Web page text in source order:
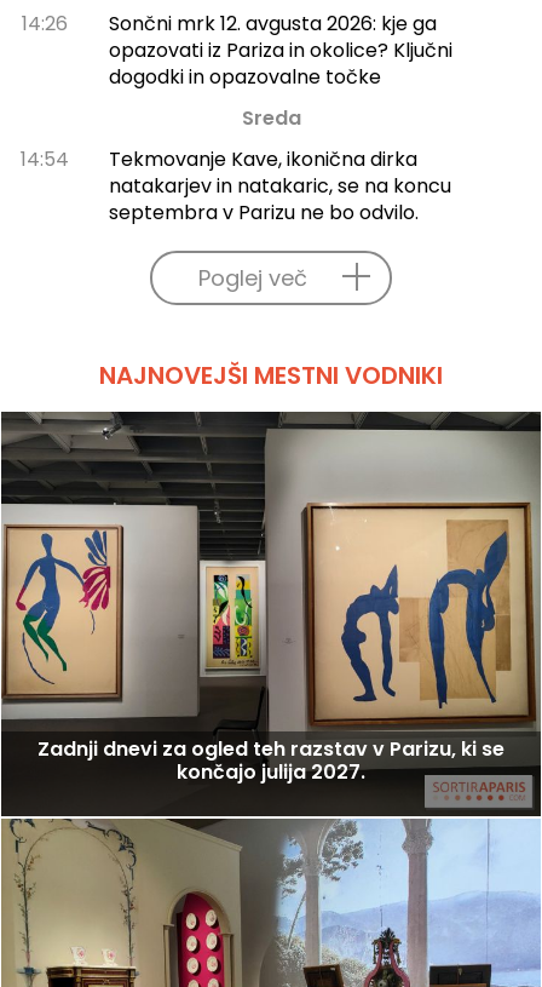
14:26
Sončni mrk 12. avgusta 2026: kje ga
opazovati iz Pariza in okolice? Ključni
dogodki in opazovalne točke
Sreda
14:54
Tekmovanje Kave, ikonična dirka
natakarjev in natakaric, se na koncu
septembra v Parizu ne bo odvilo.
Poglej več
NAJNOVEJŠI MESTNI VODNIKI
Zadnji dnevi za ogled teh razstav v Parizu, ki se
končajo julija 2027.